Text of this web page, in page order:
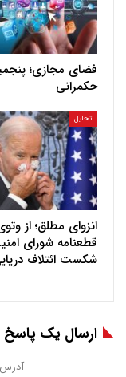
فضای مجازی؛
حکمرانی
تحلیل
انزوای مطلق؛ از
قطعنامه شورای
شکست ائتلاف
ارسال یک پاسخ